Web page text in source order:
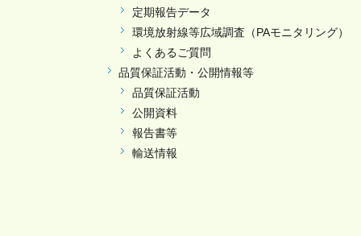
定期報告データ
環境放射線等広域調査（PAモニタリング）
よくあるご質問
品質保証活動・公開情報等
品質保証活動
公開資料
報告書等
輸送情報